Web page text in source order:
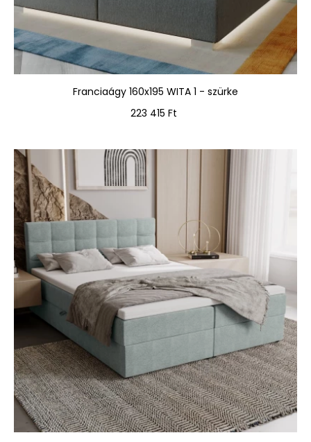
Franciaágy 160x195 WITA 1 - szürke
Ár
223 415 Ft